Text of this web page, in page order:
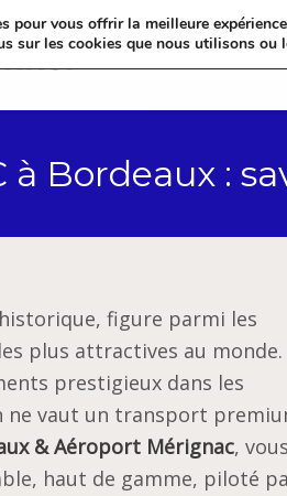
à Bordeaux :
figure parmi les
plus attractives au monde.
prestigieux dans les
ne vaut un transport
& Aéroport Mérignac, vous
haut de gamme, piloté
pour vous offrir la meilleure
sur les cookies que nous utilisons ou